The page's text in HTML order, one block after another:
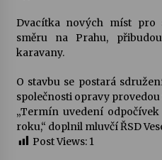
Petr Adamec –
Dvacítka nových míst
směru na Prahu,
karavany.
O stavbu se postará
společnosti opravy
„Termín uvedení
roku,“ doplnil mluvčí ŘSD
Post Views: 1